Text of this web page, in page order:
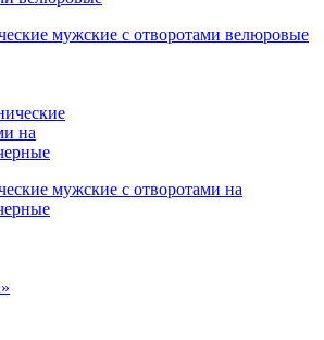
мужские с отворотами велюровые
мужские с отворотами на